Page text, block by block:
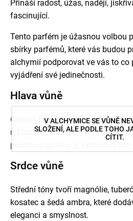
V ALCHYMICE SE VŮNĚ
SLOŽENÍ, ALE PODLE TOHO
CÍTIT.
Přináší radost, úžas, naději,
fascinující.
Tento parfém je úžasnou volbou
sbírky parfémů, které vás budou
alchymií podporovat ve vás to co
vyjádření své jedinečnosti.
Hlava vůně
Otevírá se jiskřivými tóny
rybízu (cassis) a broskve z
použita poprvé a je exkluzivní pro
Srdce vůně
Střední tóny tvoří magnólie,
kosatec a šedá ambra, které
eleganci a smyslnost.